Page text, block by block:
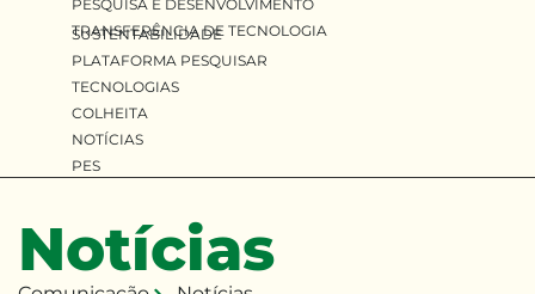
SUSTENTABILIDADE
PLATAFORMA PESQUISAR
TECNOLOGIAS
COLHEITA
NOTÍCIAS
PES
PESQUISA E DESENVOLVIMENTO
TRANSFERÊNCIA DE TECNOLOGIA
Notícias